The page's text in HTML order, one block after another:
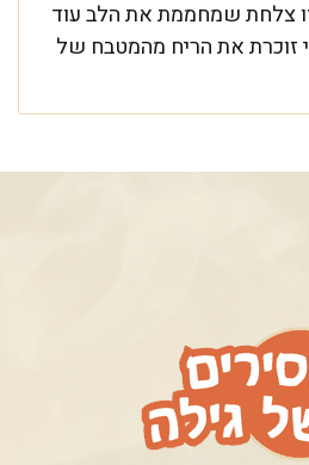
צלחת שמחממת את הלב עוד
זוכרת את הריח מהמטבח של